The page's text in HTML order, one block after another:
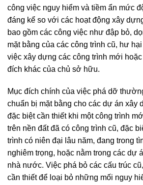
công việc nguy hiểm và tiềm ẩn mức
đáng kể so với các hoạt động xây
bao gồm các công việc như đập bỏ,
mặt bằng của các công trình cũ, hư
việc xây dựng các công trình mới
đích khác của chủ sở hữu.
Mục đích chính của việc phá dỡ
chuẩn bị mặt bằng cho các dự án xây
đặc biệt cần thiết khi một công trình
trên nền đất đã có công trình cũ, đặc
trình có niên đại lâu năm, đang trong
nghiêm trọng, hoặc nằm trong các dự
nhà nước. Việc phá bỏ các cấu trúc
cần thiết để loại bỏ những mối nguy